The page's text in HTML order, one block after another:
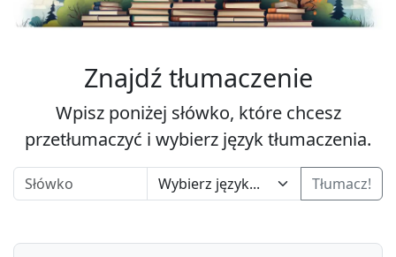
Znajdź tłumaczenie
Wpisz poniżej słówko, które chcesz
przetłumaczyć i wybierz język tłumaczenia.
Tłumacz!